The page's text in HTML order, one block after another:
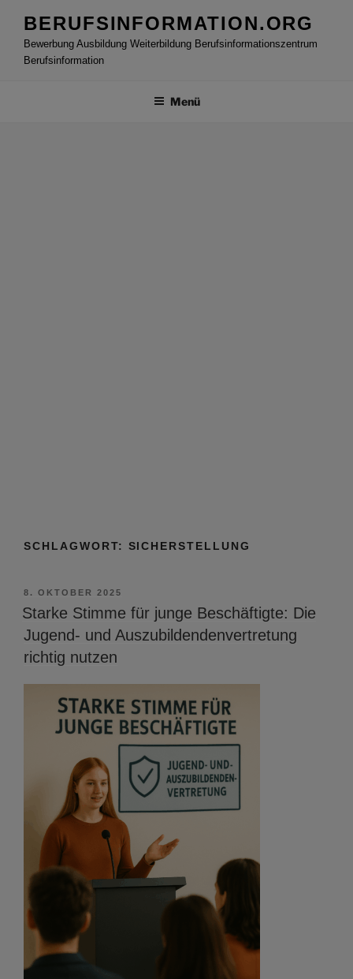
Inhalt
springen
BERUFSINFORMATION.ORG
Bewerbung Ausbildung Weiterbildung Berufsinformationszentrum
Berufsinformation
Menü
SCHLAGWORT: SICHERSTELLUNG
VERÖFFENTLICHT
AM
8. OKTOBER 2025
Starke Stimme für junge Beschäftigte: Die
Jugend- und Auszubildendenvertretung
richtig nutzen